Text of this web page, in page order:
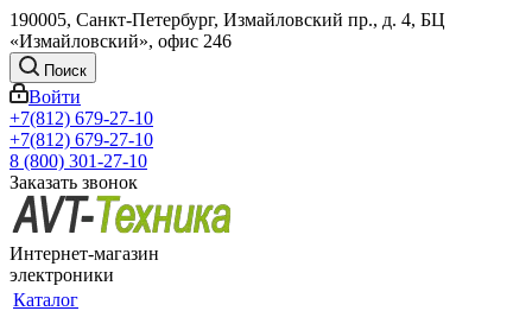
190005, Санкт-Петербург, Измайловский пр., д. 4, БЦ
«Измайловский», офис 246
Поиск
Войти
+7(812) 679-27-10
+7(812) 679-27-10
8 (800) 301-27-10
Заказать звонок
Интернет-магазин
электроники
Каталог